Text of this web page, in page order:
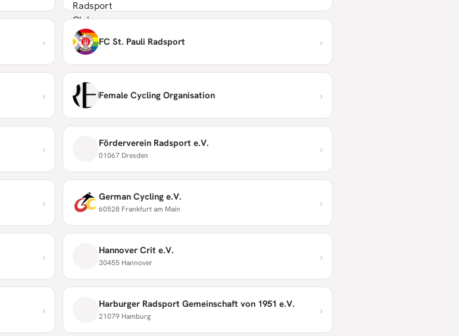
› FC St. Pauli Radsport ›
› Female Cycling Organisation ›
› Förderverein Radsport e.V.
01067 Dresden ›
› German Cycling e.V.
60528 Frankfurt am Main ›
› Hannover Crit e.V.
30455 Hannover ›
› Harburger Radsport Gemeinschaft von 1951 e.V.
21079 Hamburg ›